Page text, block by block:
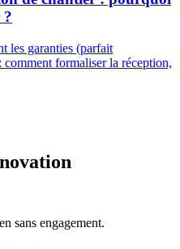
?
les garanties (parfait
comment formaliser la réception,
sans engagement.